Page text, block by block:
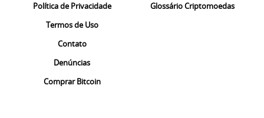
Política de Privacidade
Termos de Uso
Contato
Denúncias
Comprar Bitcoin
Glossário Criptomoedas